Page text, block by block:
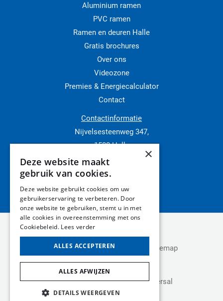
Aluminium ramen
PVC ramen
Ramen en deuren Halle
Gratis brochures
Over ons
Videozone
Premies & Energiecalculator
Contact
Contactinformatie
Nijvelsesteenweg 347,
1500 Halle
02 511 11 91
0469 19 22 77
Brian@osbk.be
Copyright © 2026 OSBK
Privacy Policy-Cookie Policy Sitemap
Website laten makendoor Conversal
×
Deze website maakt
gebruik van cookies.
Deze website gebruikt cookies om uw
gebruikerservaring te verbeteren. Door
onze website te gebruiken, stemt u in met
alle cookies in overeenstemming met ons
Cookiebeleid. Lees verder
ALLES ACCEPTEREN
ALLES AFWIJZEN
DETAILS WEERGEVEN